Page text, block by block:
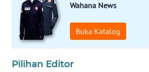
Wahana News
Buka Katalog
Pilihan Editor
WAHANA
PERSONA
OTOMOTIF